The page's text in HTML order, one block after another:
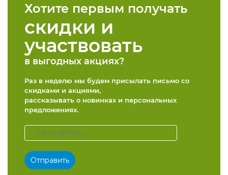
Хотите первым получать
скидки и
участвовать
в выгодных акциях?
Раз в неделю мы будем присылать письмо со
скидками и акциями,
рассказывать о новинках и персональных
предложениях.